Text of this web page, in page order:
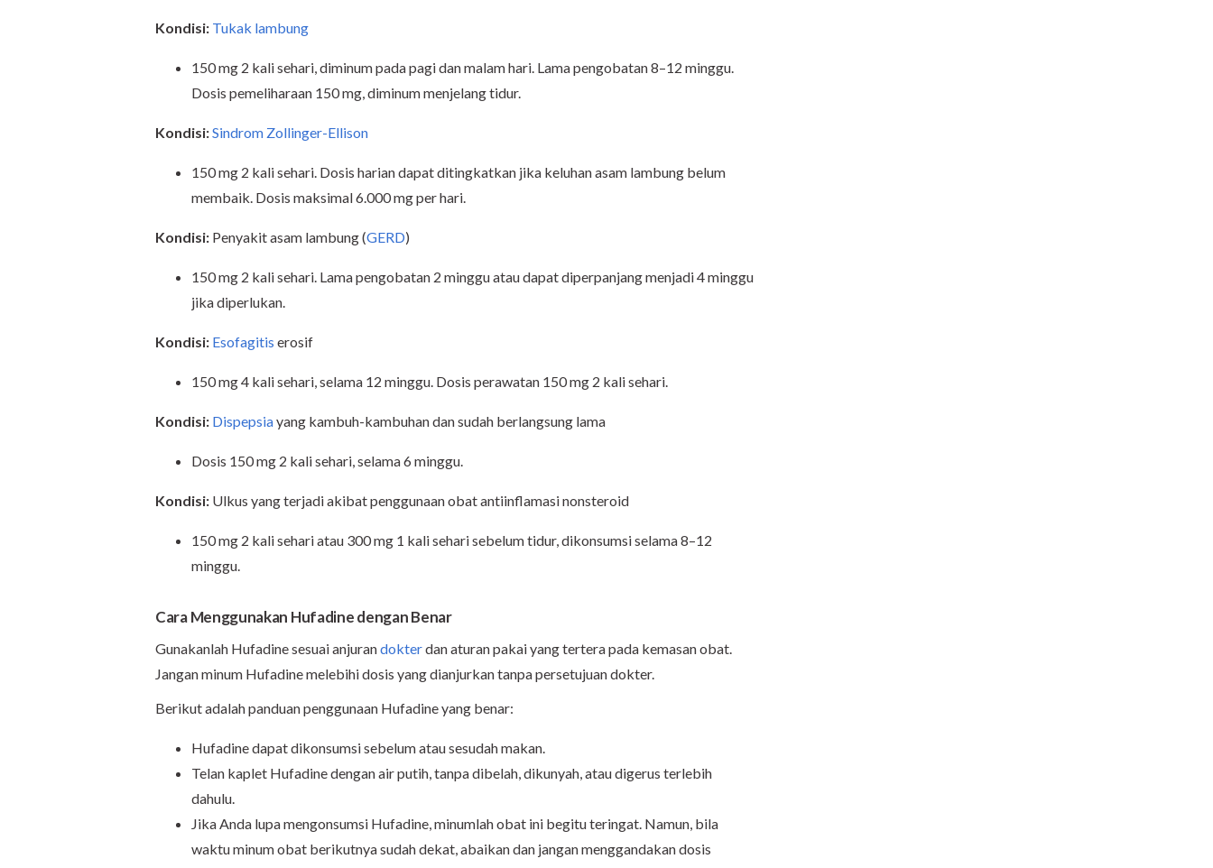
Kondisi: Tukak lambung
150 mg 2 kali sehari, diminum pada pagi dan malam hari. Lama pengobatan 8–12 minggu.
Dosis pemeliharaan 150 mg, diminum menjelang tidur.
Kondisi:Sindrom Zollinger-Ellison
150 mg 2 kali sehari. Dosis harian dapat ditingkatkan jika keluhan asam lambung belum
membaik. Dosis maksimal 6.000 mg per hari.
Kondisi: Penyakit asam lambung (GERD)
150 mg 2 kali sehari. Lama pengobatan 2 minggu atau dapat diperpanjang menjadi 4 minggu
jika diperlukan.
Kondisi: Esofagitis erosif
150 mg 4 kali sehari, selama 12 minggu. Dosis perawatan 150 mg 2 kali sehari.
Kondisi: Dispepsiayang kambuh-kambuhan dan sudah berlangsung lama
Dosis 150 mg 2 kali sehari, selama 6 minggu.
Kondisi: Ulkus yang terjadi akibat penggunaan obat antiinflamasi nonsteroid
150 mg 2 kali sehari atau 300 mg 1 kali sehari sebelum tidur, dikonsumsi selama 8–12
minggu.
CaraMenggunakan Hufadine dengan Benar
Gunakanlah Hufadine sesuai anjurandokterdan aturan pakai yang tertera pada kemasan obat.
Jangan minum Hufadine melebihi dosis yang dianjurkan tanpa persetujuan dokter.
Berikut adalah panduan penggunaan Hufadine yang benar:
Hufadine dapat dikonsumsi sebelum atau sesudah makan.
Telan kaplet Hufadine dengan air putih, tanpa dibelah, dikunyah, atau digerus terlebih
dahulu.
Jika Anda lupa mengonsumsi Hufadine, minumlah obat ini begitu teringat. Namun, bila
waktu minum obat berikutnya sudah dekat, abaikan dan jangan menggandakan dosis